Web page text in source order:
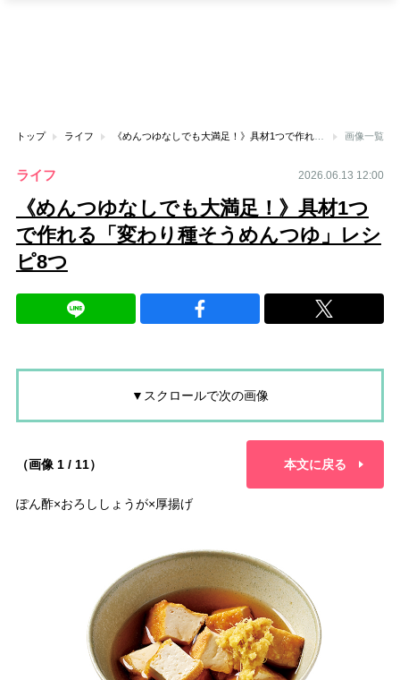
トップ ライフ 《めんつゆなしでも大満足！》具材1つで作れる「変わり種そうめんつゆ」レシピ8つ 画像一覧
ライフ 2026.06.13 12:00
《めんつゆなしでも大満足！》具材1つ
で作れる「変わり種そうめんつゆ」レシ
ピ8つ
▼スクロールで次の画像
（画像 1 / 11） 本文に戻る
ぽん酢×おろししょうが×厚揚げ